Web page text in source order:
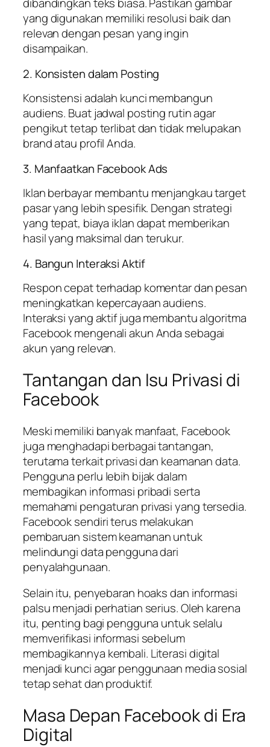
dibandingkan teks biasa. Pastikan gambar
yang digunakan memiliki resolusi baik dan
relevan dengan pesan yang ingin
disampaikan.
2. Konsisten dalam Posting
Konsistensi adalah kunci membangun
audiens. Buat jadwal posting rutin agar
pengikut tetap terlibat dan tidak melupakan
brand atau profil Anda.
3. Manfaatkan Facebook Ads
Iklan berbayar membantu menjangkau target
pasar yang lebih spesifik. Dengan strategi
yang tepat, biaya iklan dapat memberikan
hasil yang maksimal dan terukur.
4. Bangun Interaksi Aktif
Respon cepat terhadap komentar dan pesan
meningkatkan kepercayaan audiens.
Interaksi yang aktif juga membantu algoritma
Facebook mengenali akun Anda sebagai
akun yang relevan.
Tantangan dan Isu Privasi di
Facebook
Meski memiliki banyak manfaat, Facebook
juga menghadapi berbagai tantangan,
terutama terkait privasi dan keamanan data.
Pengguna perlu lebih bijak dalam
membagikan informasi pribadi serta
memahami pengaturan privasi yang tersedia.
Facebook sendiri terus melakukan
pembaruan sistem keamanan untuk
melindungi data pengguna dari
penyalahgunaan.
Selain itu, penyebaran hoaks dan informasi
palsu menjadi perhatian serius. Oleh karena
itu, penting bagi pengguna untuk selalu
memverifikasi informasi sebelum
membagikannya kembali. Literasi digital
menjadi kunci agar penggunaan media sosial
tetap sehat dan produktif.
Masa Depan Facebook di Era
Digital